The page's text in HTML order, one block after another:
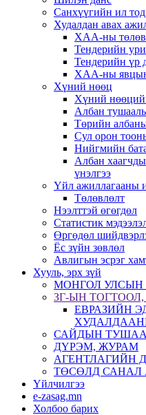
Санхүүгийн ил
Худалдан авах
ХАА-ны
Тендерийн
Тендерийн үр
ХАА-ны
Хүний нөөц
Хүний
Албан
Төрийн
Сул орон
Нийгмийн
Албан
үнэлгээ
Үйл ажиллагааны
Төлөвлөлт
Нээлттэй өгөгдөл
Статистик
Өргөдөл
Ёс зүйн зөвлөл
Авлигын эсрэг
Хууль, эрх зүй
МОНГОЛ УЛСЫН
ЗГ-ЫН
ЕВРАЗИЙН
САЙДЫН
ДҮРЭМ, ЖУРАМ
АГЕНТЛАГИЙН
ТӨСӨЛД САНАЛ
Үйлчилгээ
e-zasag.mn
Холбоо барих